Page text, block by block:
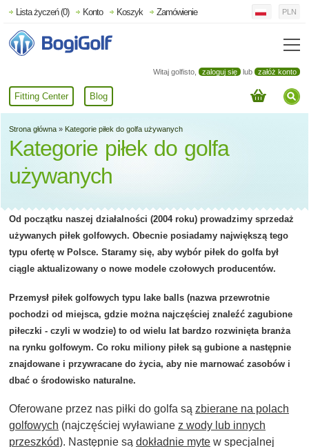
Witaj golfisto, zaloguj się lub załóż konto
Fitting Center Blog
Lista życzeń (0) Konto Koszyk Zamówienie PLN
Strona główna » Kategorie piłek do golfa używanych
Kategorie piłek do golfa
używanych
Od początku naszej działalności (2004 roku) prowadzimy sprzedaż
używanych piłek golfowych. Obecnie posiadamy największą tego
typu ofertę w Polsce. Staramy się, aby wybór piłek do golfa był
ciągle aktualizowany o nowe modele czołowych producentów.
Przemysł piłek golfowych typu lake balls (nazwa przewrotnie
pochodzi od miejsca, gdzie można najczęściej znaleźć zagubione
piłeczki - czyli w wodzie) to od wielu lat bardzo rozwinięta branża
na rynku golfowym. Co roku miliony piłek są gubione a następnie
znajdowane i przywracane do życia, aby nie marnować zasobów i
dbać o środowisko naturalne.
Oferowane przez nas piłki do golfa są zbierane na polach
golfowych (najczęściej wyławiane z wody lub innych
przeszkód). Następnie są dokładnie myte w specjalnej